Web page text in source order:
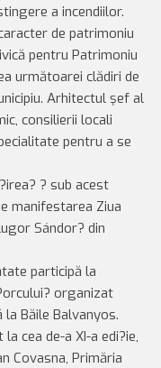
a incendiilor.
de patrimoniu
pentru Patrimoniu
următoarei clădiri de
Arhitectul şef al
consilierii locali
pentru a se
? sub acest
manifestarea Ziua
Sándor? din
participă la
organizat
la Băile Balvanyos.
cea de-a XI-a edi?ie,
Covasna, Primăria